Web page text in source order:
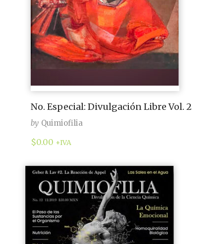
No. Especial: Divulgación Libre Vol. 2
by Quimiofilia
$0.00 +IVA